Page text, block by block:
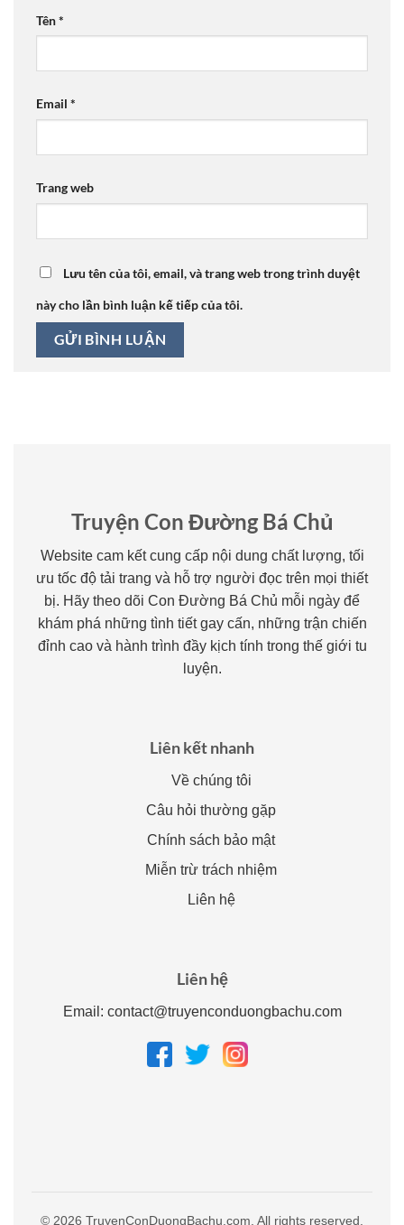
Tên*
Email *
Trang web
Lưu tên của tôi, email, và trang web trong trình duyệt
này cho lần bình luận kế tiếp của tôi.
Truyện Con Đường Bá Chủ
Website cam kết cung cấp nội dung chất lượng, tối
ưu tốc độ tải trang và hỗ trợ người đọc trên mọi thiết
bị. Hãy theo dõi Con Đường Bá Chủ mỗi ngày để
khám phá những tình tiết gay cấn, những trận chiến
đỉnh cao và hành trình đầy kịch tính trong thế giới tu
luyện.
Liên kết nhanh
Về chúng tôi
Câu hỏi thường gặp
Chính sách bảo mật
Miễn trừ trách nhiệm
Liên hệ
Liên hệ
Email: contact@truyenconduongbachu.com
© 2026 TruyenConDuongBachu.com. All rights reserved.